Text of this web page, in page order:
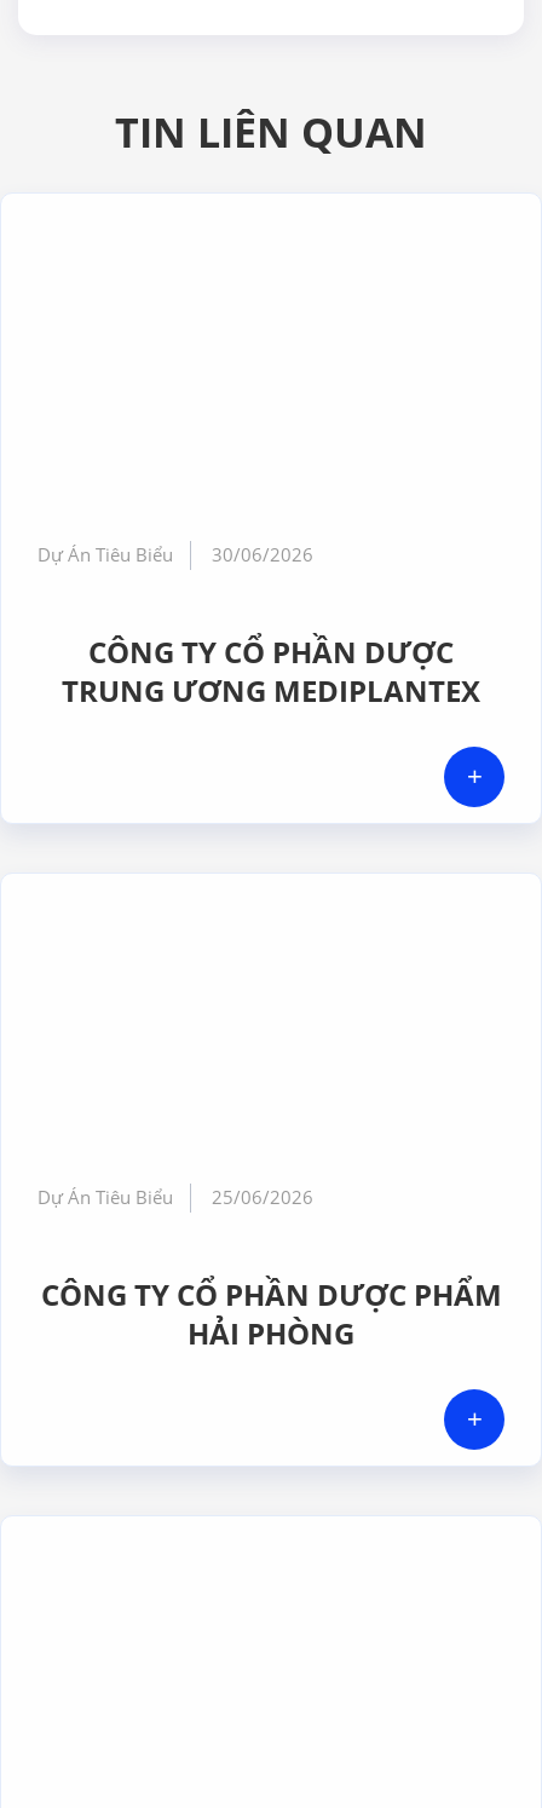
TIN LIÊN QUAN
Dự Án Tiêu Biểu 30/06/2026
CÔNG TY CỔ PHẦN DƯỢC
TRUNG ƯƠNG MEDIPLANTEX
+
Dự Án Tiêu Biểu 25/06/2026
CÔNG TY CỔ PHẦN DƯỢC PHẨM
HẢI PHÒNG
+